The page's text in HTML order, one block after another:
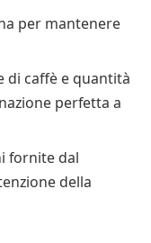
per mantenere
di caffè e quantità
perfetta a
fornite dal
della